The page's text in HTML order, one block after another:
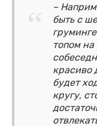
–
быть с
топом на
красиво
будет
кругу,